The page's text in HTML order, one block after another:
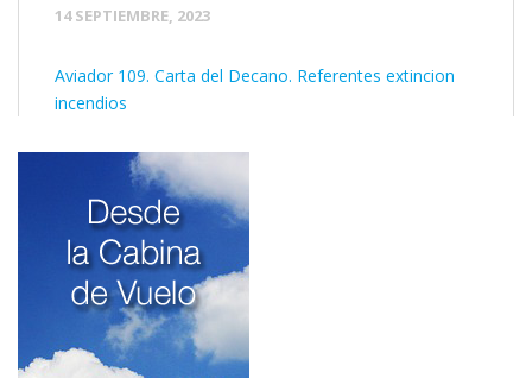
14 SEPTIEMBRE, 2023
Aviador 109. Carta del Decano. Referentes extincion
incendios